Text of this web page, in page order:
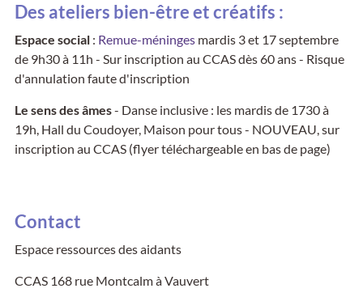
Des ateliers bien-être et créatifs :
Espace social: Remue-méningesmardis 3 et 17 septembre
de 9h30 à 11h - Sur inscription au CCAS dès 60 ans - Risque
d'annulation faute d'inscription
Le sens des âmes- Danse inclusive : les mardis de 1730 à
19h, Hall du Coudoyer, Maison pour tous - NOUVEAU, sur
inscription au CCAS (flyer téléchargeable en bas de page)
Contact
Espace ressources des aidants
CCAS 168 rue Montcalm à Vauvert